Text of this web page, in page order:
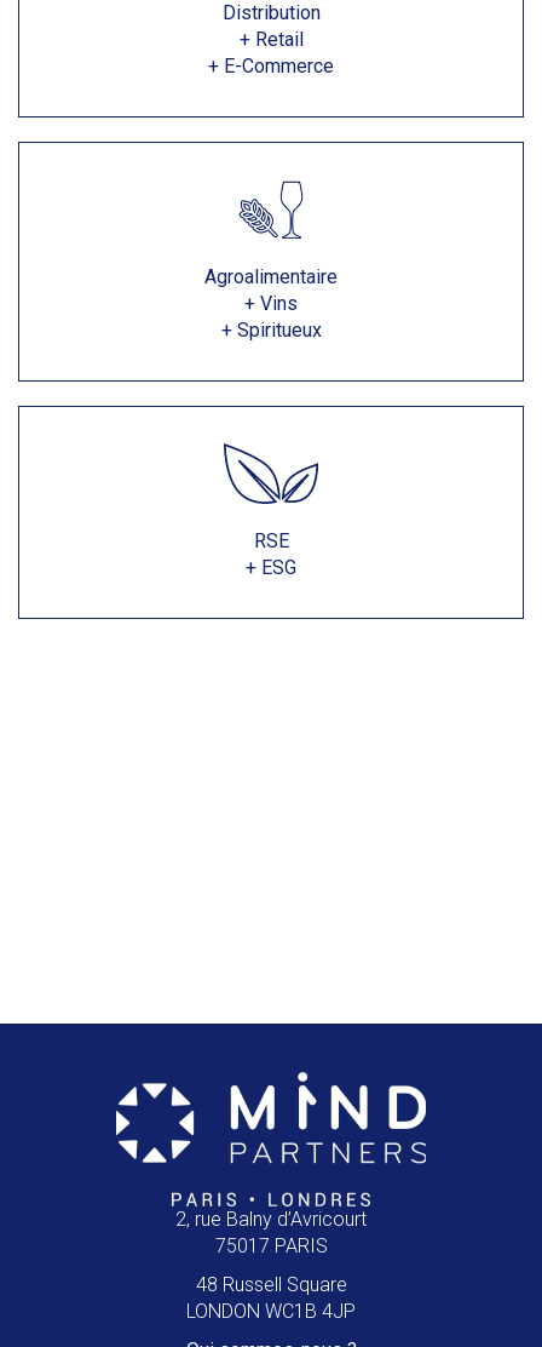
Distribution
+ Retail
+ E-Commerce
Agroalimentaire
+ Vins
+ Spiritueux
RSE
+ ESG
2, rue Balny d’Avricourt
75017 PARIS
48 Russell Square
LONDON WC1B 4JP